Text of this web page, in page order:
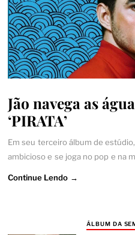
Jão navega as
‘PIRATA’
Em seu terceiro álbum de
ambicioso e se joga no pop e na
Continue Lendo →
ÁLBUM DA